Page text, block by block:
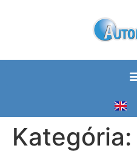
Kategória: